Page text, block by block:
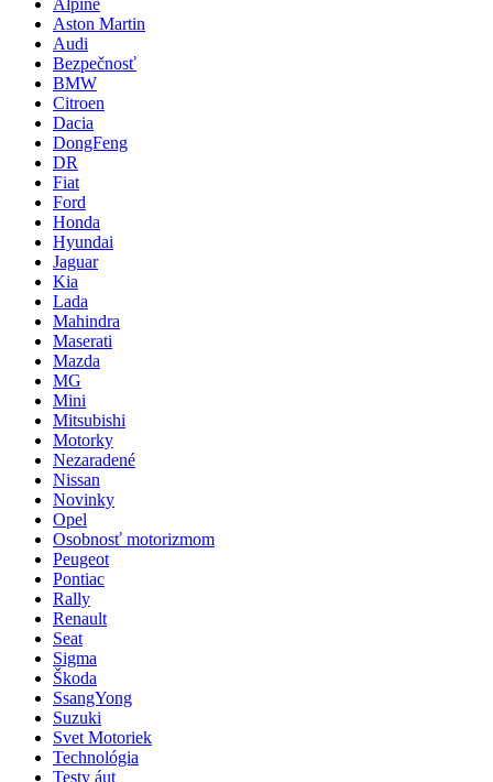
Alpine
Aston Martin
Audi
Bezpečnosť
BMW
Citroen
Dacia
DongFeng
DR
Fiat
Ford
Honda
Hyundai
Jaguar
Kia
Lada
Mahindra
Maserati
Mazda
MG
Mini
Mitsubishi
Motorky
Nezaradené
Nissan
Novinky
Opel
Osobnosť motorizmom
Peugeot
Pontiac
Rally
Renault
Seat
Sigma
Škoda
SsangYong
Suzuki
Svet Motoriek
Technológia
Testy áut